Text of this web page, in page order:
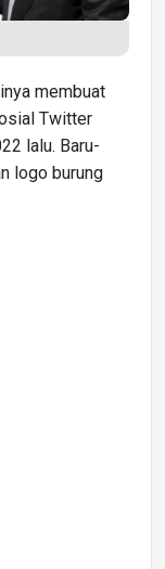
membuat
Twitter
lalu. Baru-
logo burung